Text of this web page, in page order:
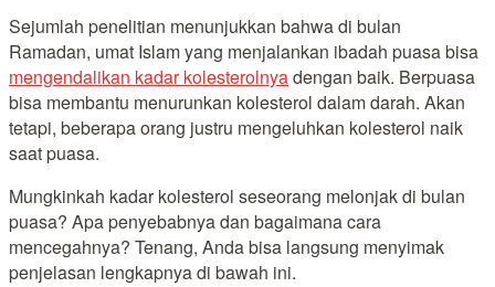
Sejumlah penelitian menunjukkan bahwa di bulan
Ramadan, umat Islam yang menjalankan ibadah puasa bisa
mengendalikan kadar kolesterolnyadengan baik. Berpuasa
bisa membantu menurunkan kolesterol dalam darah. Akan
tetapi, beberapa orang justru mengeluhkan kolesterol naik
saat puasa.
Mungkinkah kadar kolesterol seseorang melonjak di bulan
puasa? Apa penyebabnya dan bagaimana cara
mencegahnya? Tenang, Anda bisa langsung menyimak
penjelasan lengkapnya di bawah ini.